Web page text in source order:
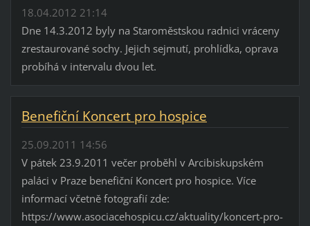
18.04.2012 21:14
Dne 14.3.2012 byly na Staroměstskou radnici vráceny
zrestaurované sochy. Jejich sejmutí, prohlídka, oprava
probíhá v intervalu dvou let.
Benefiční Koncert pro hospice
25.09.2011 14:56
V pátek 23.9.2011 večer proběhl v Arcibiskupském
paláci v Praze benefiční Koncert pro hospice. Více
informací včetně fotografií zde:
https://www.asociacehospicu.cz/aktuality/koncert-pro-